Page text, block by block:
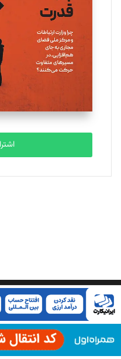
تحریریه
ملینا جعفری
تحریریه
مصطفی مسجدی
تحریریه
بابک نقاش
تحریریه
درباره پیوست
بیشتر بدانید
صاحب امتیاز: موسسه پرسش